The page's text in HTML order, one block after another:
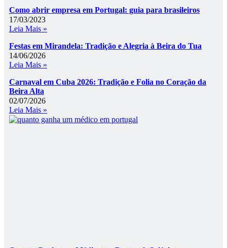
Como abrir empresa em Portugal: guia para brasileiros
17/03/2023
Leia Mais »
Festas em Mirandela: Tradição e Alegria à Beira do Tua
14/06/2026
Leia Mais »
Carnaval em Cuba 2026: Tradição e Folia no Coração da
Beira Alta
02/07/2026
Leia Mais »